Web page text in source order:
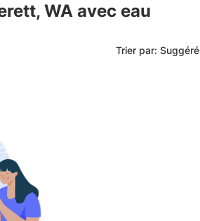
WA avec eau
Trier par: Suggéré